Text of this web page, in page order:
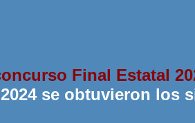
Final Estatal
se obtuvieron los